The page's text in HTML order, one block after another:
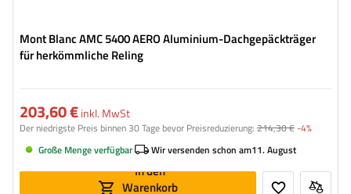
Mont Blanc AMC 5400 AERO Aluminium-Dachgepäckträger
für herkömmliche Reling
203,60 €inkl. MwSt
Der niedrigste Preis binnen 30 Tage bevor Preisreduzierung: 214,30 €-4%
Große Menge verfügbar
Wir versenden schon am11. August
In den
Warenkorb